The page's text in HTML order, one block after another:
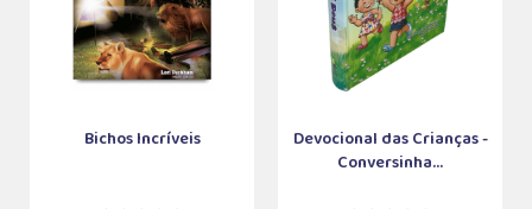
Bichos Incríveis
Devocional das Crianças -
Conversinha...